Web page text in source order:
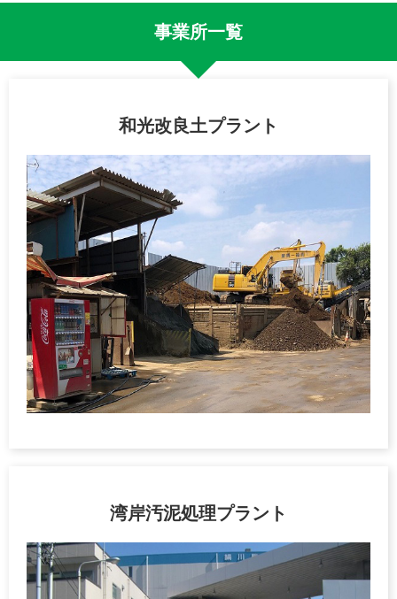
事業所一覧
和光改良土プラント
湾岸汚泥処理プラント